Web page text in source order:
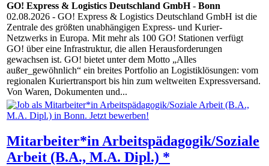
GO! Express & Logistics Deutschland GmbH- Bonn
02.08.2026 - GO! Express & Logistics Deutschland GmbH ist die
Zentrale des größten unabhängigen Express- und Kurier-
Netzwerks in Europa. Mit mehr als 100 GO! Stationen verfügt
GO! über eine Infrastruktur, die allen Herausforderungen
gewachsen ist. GO! bietet unter dem Motto „Alles
außer_gewöhnlich“ ein breites Portfolio an Logistiklösungen: vom
regionalen Kuriertransport bis hin zum weltweiten Expressversand.
Von Waren, Dokumenten und...
Mitarbeiter*in Arbeitspädagogik/Soziale
Arbeit (B.A., M.A. Dipl.) *